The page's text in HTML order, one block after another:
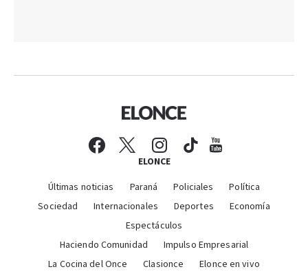
ELONCE
Últimas noticias Paraná Policiales
Política
Sociedad
Internacionales Deportes
Economía
Espectáculos
Haciendo Comunidad
Impulso Empresarial
La Cocina del Once
Clasionce Elonce en vivo